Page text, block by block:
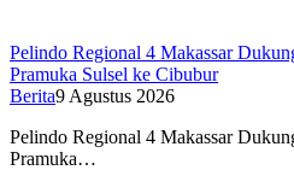
Pelindo Regional 4 Makassar
Pramuka Sulsel ke Cibubur
Berita9 Agustus 2026
Pelindo Regional 4 Makassar
Pramuka…